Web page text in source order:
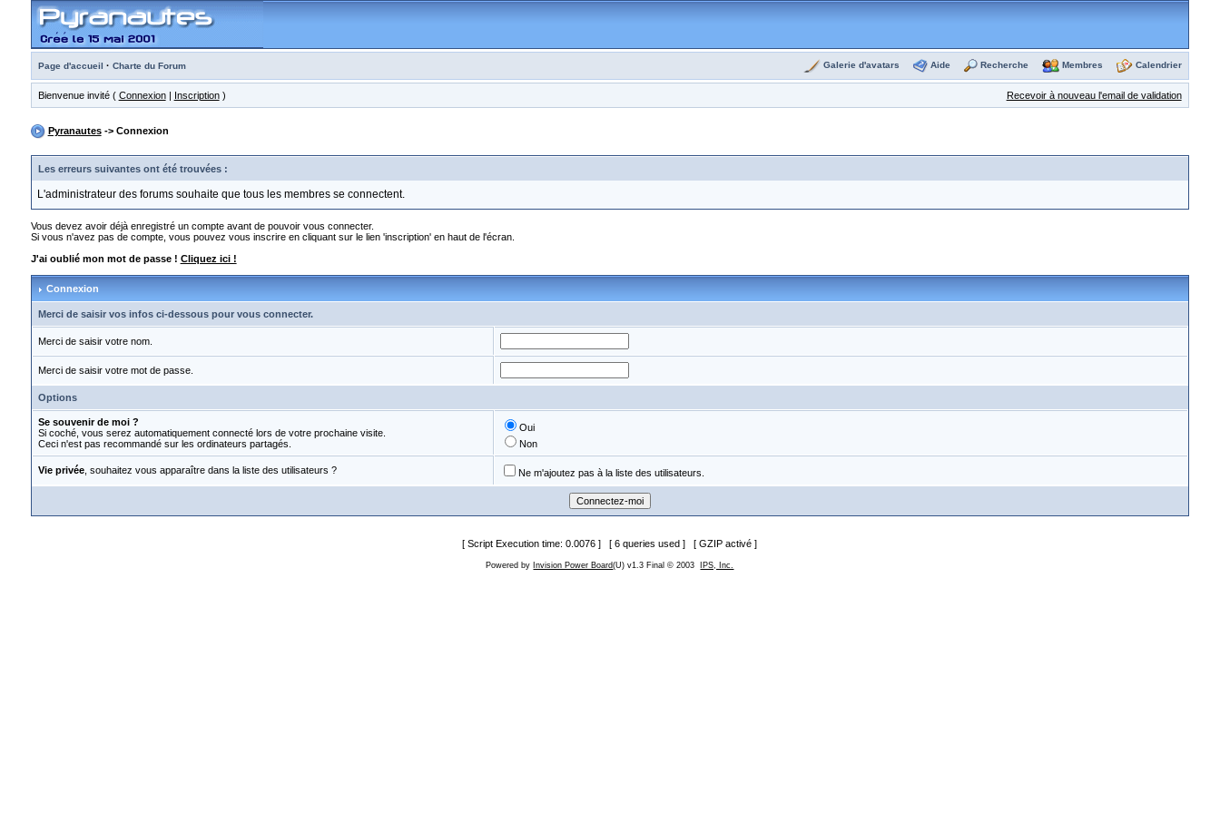
Page d'accueil · Charte du Forum Galerie d'avatars Aide Recherche Membres Calendrier
Bienvenue invité ( Connexion| Inscription) Recevoir à nouveau l'email de validation
Pyranautes-> Connexion
Les erreurs suivantes ont été trouvées :
L'administrateur des forums souhaite que tous les membres se connectent.
Vous devez avoir déjà enregistré un compte avant de pouvoir vous connecter.
Si vous n'avez pas de compte, vous pouvez vous inscrire en cliquant sur le lien 'inscription' en haut de l'écran.
J'ai oublié mon mot de passe ! Cliquez ici !
Connexion
Merci de saisir vos infos ci-dessous pour vous connecter.
Merci de saisir votre nom.
Merci de saisir votre mot de passe.
Options
Se souvenir de moi ?
Si coché, vous serez automatiquement connecté lors de votre prochaine visite.
Ceci n'est pas recommandé sur les ordinateurs partagés.
Oui
Non
Vie privée, souhaitez vous apparaître dans la liste des utilisateurs ? Ne m'ajoutez pas à la liste des utilisateurs.
[ Script Execution time: 0.0076 ] [ 6 queries used ] [ GZIP activé ]
Powered by Invision Power Board(U) v1.3 Final © 2003 IPS, Inc.